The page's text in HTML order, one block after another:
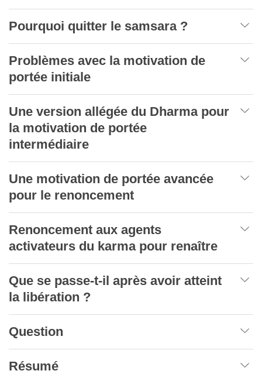
Pourquoi quitter le samsara ?
Problèmes avec la motivation de
portée initiale
Une version allégée du Dharma pour
la motivation de portée
intermédiaire
Une motivation de portée avancée
pour le renoncement
Renoncement aux agents
activateurs du karma pour renaître
Que se passe-t-il après avoir atteint
la libération ?
Question
Résumé